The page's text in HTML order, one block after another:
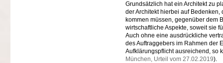
Grundsätzlich hat ein Architekt zu
der Architekt hierbei auf
kommen müssen, gegenüber dem
wirtschaftliche Aspekte, soweit sie
Auch ohne eine ausdrückliche
des Auftraggebers im Rahmen der
Aufklärungspflicht ausreichend, so
München, Urteil vom 27.02.2019).